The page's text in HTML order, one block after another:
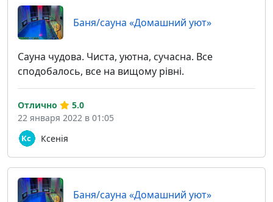
Баня/сауна «Домашний уют»
Сауна чудова. Чиста, уютна, сучасна. Все
сподобалось, все на вищому рівні.
Ксенія
Отлично
5.0
22 января 2022 в 01:05
Баня/сауна «Домашний уют»